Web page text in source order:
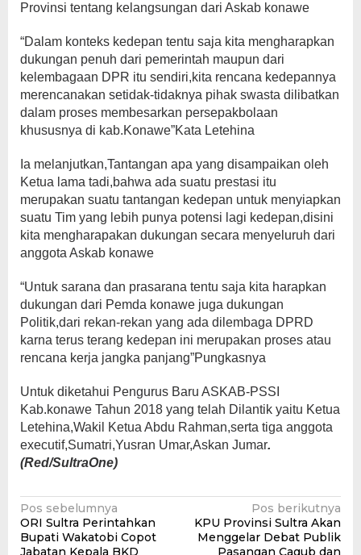
Provinsi tentang kelangsungan dari Askab konawe
“Dalam konteks kedepan tentu saja kita mengharapkan
dukungan penuh dari pemerintah maupun dari
kelembagaan DPR itu sendiri,kita rencana kedepannya
merencanakan setidak-tidaknya pihak swasta dilibatkan
dalam proses membesarkan persepakbolaan
khususnya di kab.Konawe”Kata Letehina
Ia melanjutkan,Tantangan apa yang disampaikan oleh
Ketua lama tadi,bahwa ada suatu prestasi itu
merupakan suatu tantangan kedepan untuk menyiapkan
suatu Tim yang lebih punya potensi lagi kedepan,disini
kita mengharapakan dukungan secara menyeluruh dari
anggota Askab konawe
“Untuk sarana dan prasarana tentu saja kita harapkan
dukungan dari Pemda konawe juga dukungan
Politik,dari rekan-rekan yang ada dilembaga DPRD
karna terus terang kedepan ini merupakan proses atau
rencana kerja jangka panjang”Pungkasnya
Untuk diketahui Pengurus Baru ASKAB-PSSI
Kab.konawe Tahun 2018 yang telah Dilantik yaitu Ketua
Letehina,Wakil Ketua Abdu Rahman,serta tiga anggota
executif,Sumatri,Yusran Umar,Askan Jumar.
(Red/SultraOne)
Navigasi
pos
Pos sebelumnya
ORI Sultra Perintahkan
Bupati Wakatobi Copot
Jabatan Kepala BKD
Pos berikutnya
KPU Provinsi Sultra Akan
Menggelar Debat Publik
Pasangan Cagub dan